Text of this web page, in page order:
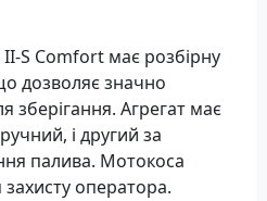
S Comfort має розбірну
дозволяє значно
зберігання. Агрегат має
і другий за
палива. Мотокоса
оператора.